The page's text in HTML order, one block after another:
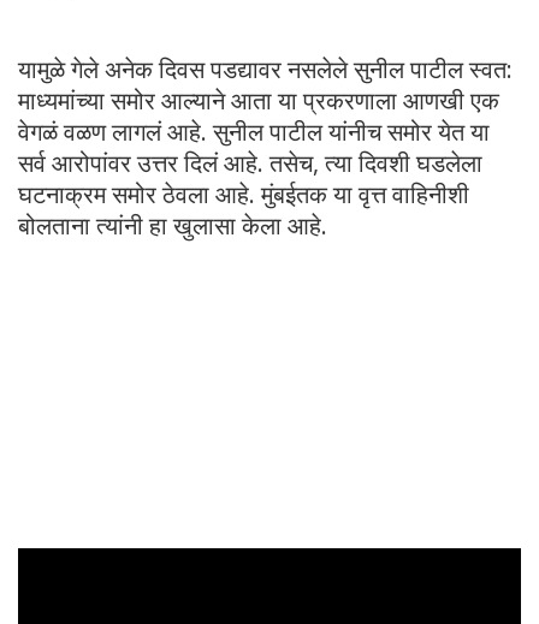
यामुळे गेले अनेक दिवस पडद्यावर नसलेले सुनील पाटील स्वत:
माध्यमांच्या समोर आल्याने आता या प्रकरणाला आणखी एक
वेगळं वळण लागलं आहे. सुनील पाटील यांनीच समोर येत या
सर्व आरोपांवर उत्तर दिलं आहे. तसेच, त्या दिवशी घडलेला
घटनाक्रम समोर ठेवला आहे. मुंबईतक या वृत्त वाहिनीशी
बोलताना त्यांनी हा खुलासा केला आहे.